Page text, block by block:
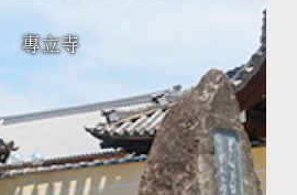
專立寺